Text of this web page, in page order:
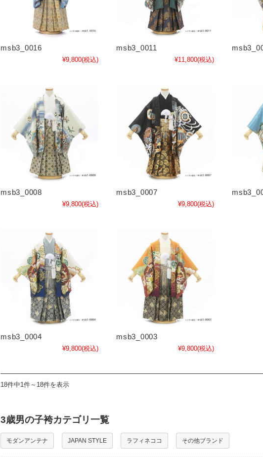
msb3_0016
¥9,800(税込)
msb3_0011
¥11,800(税込)
msb3_0008
¥9,800(税込)
msb3_0007
¥9,800(税込)
msb3_0004
¥9,800(税込)
msb3_0003
¥9,800(税込)
18件中1件～18件を表示
3歳男の子袴カテゴリ一覧
モダンアンテナ JAPAN STYLE ラフィネココ その他ブランド